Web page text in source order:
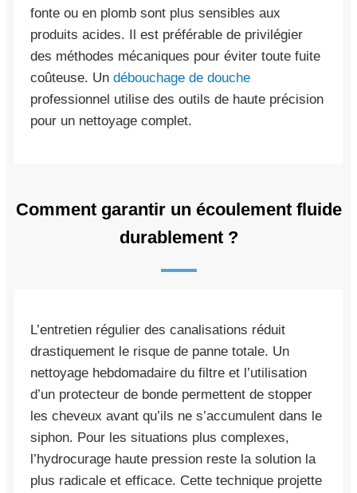
fonte ou en plomb sont plus sensibles aux
produits acides. Il est préférable de privilégier
des méthodes mécaniques pour éviter toute fuite
coûteuse. Un débouchage de douche
professionnel utilise des outils de haute précision
pour un nettoyage complet.
Comment garantir un écoulement fluide
durablement ?
L’entretien régulier des canalisations réduit
drastiquement le risque de panne totale. Un
nettoyage hebdomadaire du filtre et l’utilisation
d’un protecteur de bonde permettent de stopper
les cheveux avant qu’ils ne s’accumulent dans le
siphon. Pour les situations plus complexes,
l’hydrocurage haute pression reste la solution la
plus radicale et efficace. Cette technique projette